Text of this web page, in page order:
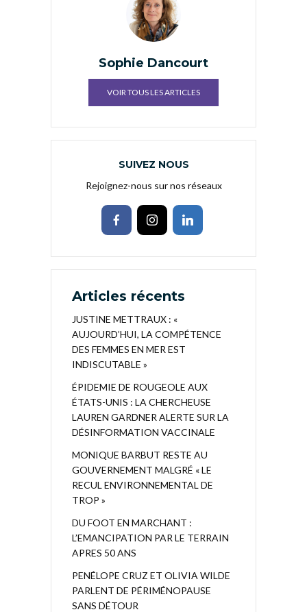
Sophie Dancourt
VOIR TOUS LES ARTICLES
SUIVEZ NOUS
Rejoignez-nous sur nos réseaux
Articles récents
JUSTINE METTRAUX : «
AUJOURD’HUI, LA COMPÉTENCE
DES FEMMES EN MER EST
INDISCUTABLE »
ÉPIDEMIE DE ROUGEOLE AUX
ÉTATS-UNIS : LA CHERCHEUSE
LAUREN GARDNER ALERTE SUR LA
DÉSINFORMATION VACCINALE
MONIQUE BARBUT RESTE AU
GOUVERNEMENT MALGRÉ « LE
RECUL ENVIRONNEMENTAL DE
TROP »
DU FOOT EN MARCHANT :
L’EMANCIPATION PAR LE TERRAIN
APRES 50 ANS
PENÉLOPE CRUZ ET OLIVIA WILDE
PARLENT DE PÉRIMÉNOPAUSE
SANS DÉTOUR